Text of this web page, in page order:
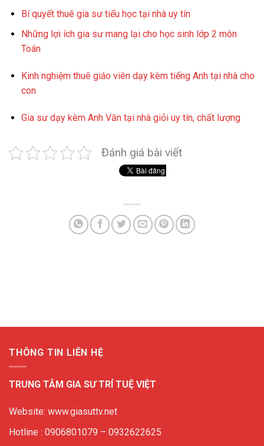
Bí quyết thuê gia sư tiểu học tại nhà uy tín
Những lợi ích gia sư mang lại cho học sinh lớp 2 môn
Toán
Kinh nghiệm thuê giáo viên dạy kèm tiếng Anh tại nhà cho
con
Gia sư dạy kèm Anh Văn tại nhà giỏi uy tín, chất lượng
Đánh giá bài viết
THÔNG TIN LIÊN HỆ
TRUNG TÂM GIA SƯ TRÍ TUỆ VIỆT
Website: www.giasuttv.net
Hotline : 0906801079 – 0932622625